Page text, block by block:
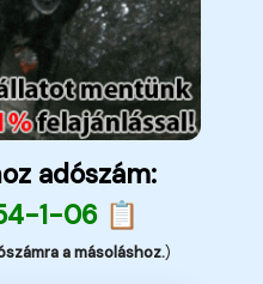
adószám:
1-06 📋
a másoláshoz.)